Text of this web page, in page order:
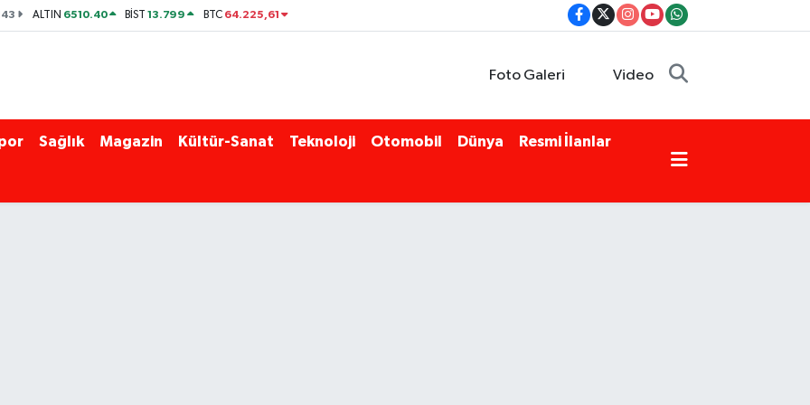
ALTIN 6510.40 BİST13.799 BTC 64.225,61
Foto Galeri Video
Sağlık Magazin Kültür-Sanat Teknoloji Otomobil Dünya Resmi İlanlar